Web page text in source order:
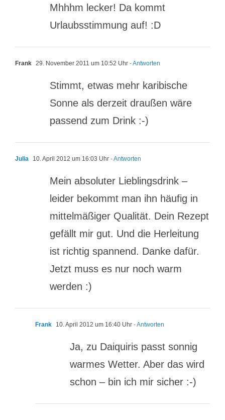
Mhhhm lecker! Da kommt
Urlaubsstimmung auf! :D
Frank 29. November 2011 um 10:52 Uhr - Antworten
Stimmt, etwas mehr karibische
Sonne als derzeit draußen wäre
passend zum Drink :-)
Julia 10. April 2012 um 16:03 Uhr - Antworten
Mein absoluter Lieblingsdrink –
leider bekommt man ihn häufig in
mittelmäßiger Qualität. Dein Rezept
gefällt mir gut. Und die Herleitung
ist richtig spannend. Danke dafür.
Jetzt muss es nur noch warm
werden :)
Frank 10. April 2012 um 16:40 Uhr - Antworten
Ja, zu Daiquiris passt sonnig
warmes Wetter. Aber das wird
schon – bin ich mir sicher :-)